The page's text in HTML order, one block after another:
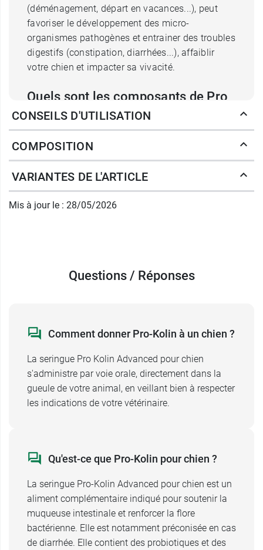
(déménagement, départ en vacances...), peut
favoriser le développement des micro-
organismes pathogènes et entrainer des troubles
digestifs (constipation, diarrhées...), affaiblir
votre chien et impacter sa vivacité.
Quels sont les composants de Pro
Kolin Advanced ?
La pâte orale Pro Kolin Chien Advanced est
digestionde votre chien. Elle contient un
probiotique: Enterococcus faecium
10663). Ces bactéries bénéfiques contribuent à
restaurer rapidement l'équilibre de la flore
oligosaccharides (FOS) et gomme arabique) qui
améliorer la digestion et la consistance des
sellesde votre chien, grâce à la présence de
fibres de
. Le psyllium, également connu
sous le nom d'ispaghul, est une plante riche en
mucilage. Au contact de l'eau, ces substances
muqueuse digestive, la formule de Pro Kolin
protecteurs gastro-intestinaux : lekaolin et la
bentonite montmorillonitepossèdent en effet
des propriétés naturelles qui vont contribuer à
protéger la muqueuse digestive.
CONSEILS D'UTILISATION
COMPOSITION
VARIANTES DE L'ARTICLE
Mis à jour le : 28/05/2026
Questions / Réponses
Comment donner Pro-Kolin à un chien ?
La seringue Pro Kolin Advanced pour chien
s'administre par voie orale, directement dans la
gueule de votre animal, en veillant bien à respecter
les indications de votre vétérinaire.
Qu'est-ce que Pro-Kolin pour chien ?
La seringue Pro-Kolin Advanced pour chien est un
aliment complémentaire indiqué pour soutenir la
muqueuse intestinale et renforcer la flore
bactérienne. Elle est notamment préconisée en cas
de diarrhée. Elle contient des probiotiques et des